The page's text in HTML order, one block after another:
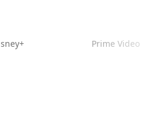
Prime Video